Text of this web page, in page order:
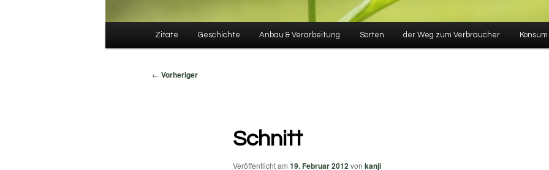
Zitate Geschichte Anbau & Verarbeitung Sorten der Weg zum Verbraucher Konsum
Beitragsnavigation
← Vorheriger
Schnitt
Veröffentlicht am 19. Februar 2012von kanji